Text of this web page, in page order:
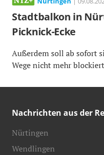
Stadtbalkon in
Picknick-Ecke
Außerdem soll ab sofort
Wege nicht mehr
Nachrichten aus der
Nürtingen
Wendlingen